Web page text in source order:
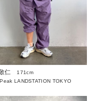
仁
171cm
LANDSTATION TOKYO